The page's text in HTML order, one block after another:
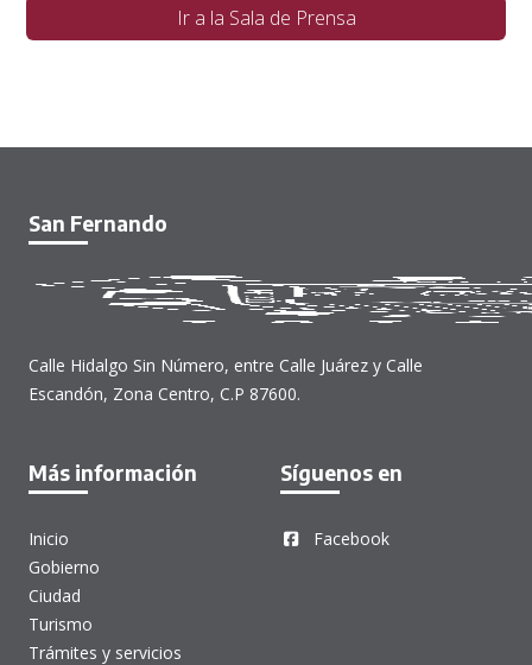
Ir a la Sala de Prensa
San Fernando
Calle Hidalgo Sin Número, entre Calle Juárez y Calle
Escandón, Zona Centro, C.P 87600.
Más información
Inicio
Gobierno
Ciudad
Turismo
Trámites y servicios
Síguenos en
Facebook